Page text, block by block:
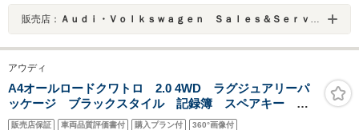
販売店： Ａｕｄｉ・Ｖｏｌｋｓｗａｇｅｎ Ｓａｌｅｓ＆Ｓｅｒｖｉｃｅ 株式会社ユーロマチック
アウディ
A4オールロードクワトロ 2.0 4WD ラグジュアリーパ
ッケージ ブラックスタイル 記録簿 スペアキー 禁
煙車
販売店保証 車両品質評価書付 購入プラン付 360°画像付